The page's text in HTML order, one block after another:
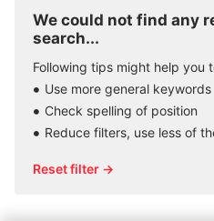
We could not find any
search...
Following tips might help you
Use more general keywords
Check spelling of position
Reduce filters, use less of
Reset filter →